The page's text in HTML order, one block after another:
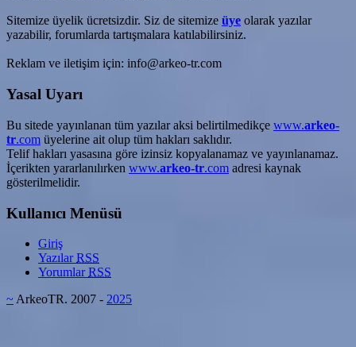
Sitemize üyelik ücretsizdir. Siz de sitemize üye olarak yazılar
yazabilir, forumlarda tartışmalara katılabilirsiniz.
Reklam ve iletişim için: info@arkeo-tr.com
Yasal Uyarı
Bu sitede yayınlanan tüm yazılar aksi belirtilmedikçe www.arkeo-
tr.com üyelerine ait olup tüm hakları saklıdır.
Telif hakları yasasına göre izinsiz kopyalanamaz ve yayınlanamaz.
İçerikten yararlanılırken www.arkeo-tr.com adresi kaynak
gösterilmelidir.
Kullanıcı Menüsü
Giriş
YazılarRSS
YorumlarRSS
~ ArkeoTR. 2007 - 2025